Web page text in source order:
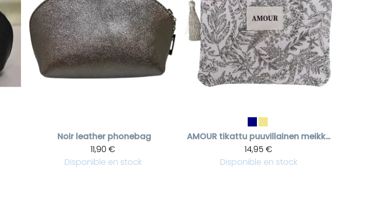
Noir leather phonebag
11,90 €
Disponible en stock
AMOUR tikattu puuvillainen meikkipussi
14,95 €
Disponible en stock